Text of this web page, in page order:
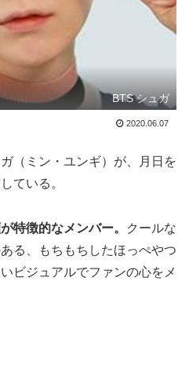
BTS シュガ
2020.06.07
（ミン・ユンギ）が、月日を
ている。
特徴的なメンバー。
クールな
る、もちもちしたほっぺやつ
ビジュアルでファンの心をメ